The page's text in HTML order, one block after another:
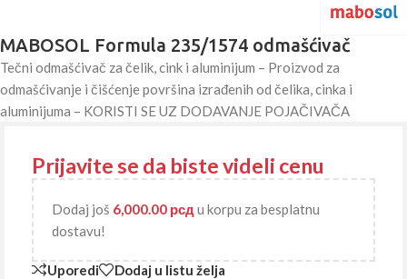
MABOSOL Formula 235/1574 odmašćivač
Tečni odmašćivač za čelik, cink i aluminijum – Proizvod za
odmašćivanje i čišćenje površina izrađenih od čelika, cinka i
aluminijuma – KORISTI SE UZ DODAVANJE POJAČIVAČA
Prijavite se da biste videli cenu
Dodaj još 6,000.00 рсд u korpu za besplatnu
dostavu!
Uporedi Dodaj u listu želja